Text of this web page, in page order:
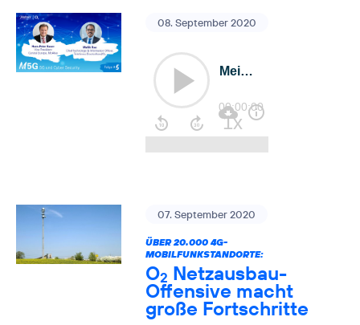
08. September 2020
07. September 2020
ÜBER 20.000 4G-
MOBILFUNKSTANDORTE:
O2 Netzausbau-
Offensive macht
große Fortschritte